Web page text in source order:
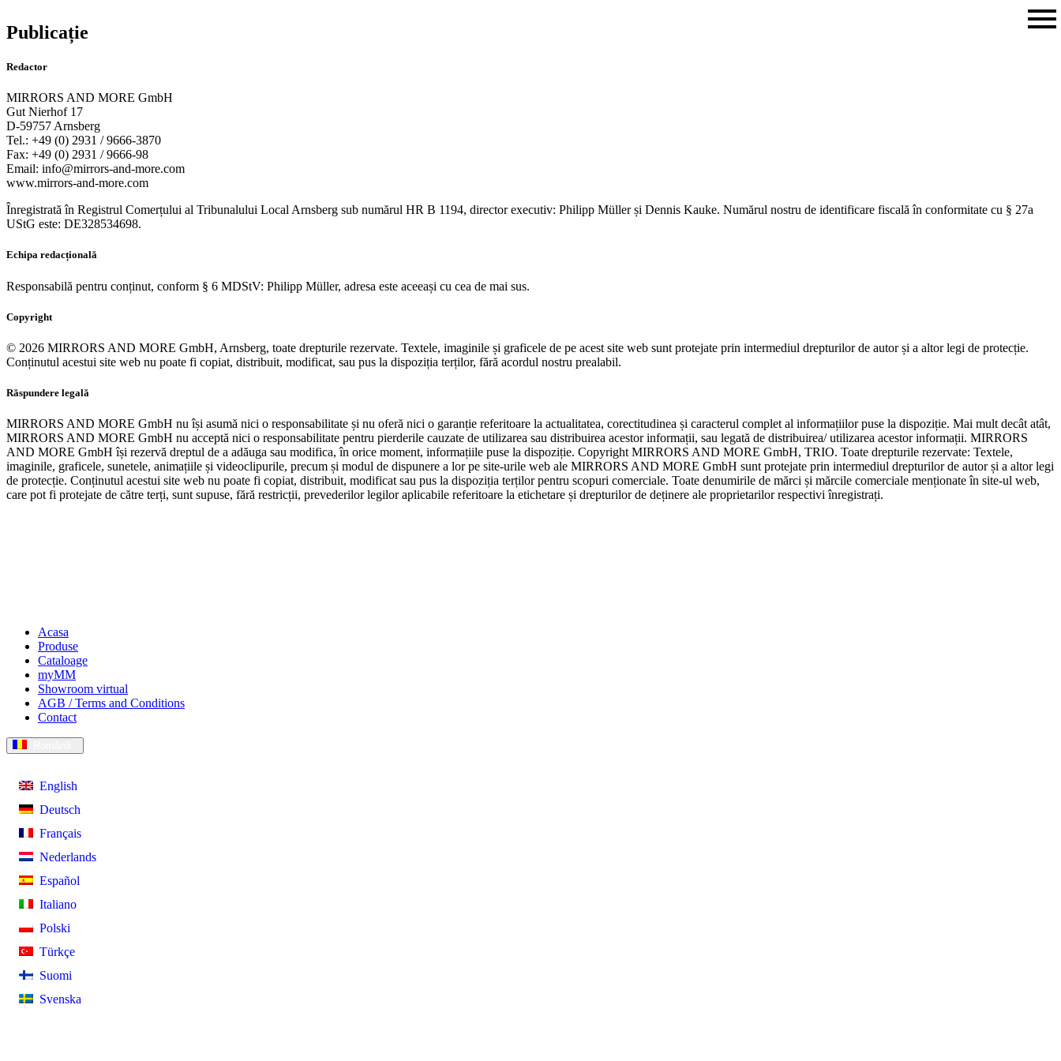
Publicație
Redactor
MIRRORS AND MORE GmbH
Gut Nierhof 17
D-59757 Arnsberg
Tel.: +49 (0) 2931 / 9666-3870
Fax: +49 (0) 2931 / 9666-98
Email: info@mirrors-and-more.com
www.mirrors-and-more.com
Înregistrată în Registrul Comerțului al Tribunalului Local Arnsberg sub numărul HR B 1194, director executiv: Philipp Müller și Dennis Kauke. Numărul nostru de identificare fiscală în conformitate cu § 27a
UStG este: DE328534698.
Echipa redacțională
Responsabilă pentru conținut, conform § 6 MDStV: Philipp Müller, adresa este aceeași cu cea de mai sus.
Copyright
© 2026 MIRRORS AND MORE GmbH, Arnsberg, toate drepturile rezervate. Textele, imaginile și graficele de pe acest site web sunt protejate prin intermediul drepturilor de autor și a altor legi de protecție.
Conținutul acestui site web nu poate fi copiat, distribuit, modificat, sau pus la dispoziția terților, fără acordul nostru prealabil.
Răspundere legală
MIRRORS AND MORE GmbH nu își asumă nici o responsabilitate și nu oferă nici o garanție referitoare la actualitatea, corectitudinea și caracterul complet al informațiilor puse la dispoziție. Mai mult decât atât,
MIRRORS AND MORE GmbH nu acceptă nici o responsabilitate pentru pierderile cauzate de utilizarea sau distribuirea acestor informații, sau legată de distribuirea/ utilizarea acestor informații. MIRRORS
AND MORE GmbH își rezervă dreptul de a adăuga sau modifica, în orice moment, informațiile puse la dispoziție. Copyright MIRRORS AND MORE GmbH, TRIO. Toate drepturile rezervate: Textele,
imaginile, graficele, sunetele, animațiile și videoclipurile, precum și modul de dispunere a lor pe site-urile web ale MIRRORS AND MORE GmbH sunt protejate prin intermediul drepturilor de autor și a altor legi
de protecție. Conținutul acestui site web nu poate fi copiat, distribuit, modificat sau pus la dispoziția terților pentru scopuri comerciale. Toate denumirile de mărci și mărcile comerciale menționate în site-ul web,
care pot fi protejate de către terți, sunt supuse, fără restricții, prevederilor legilor aplicabile referitoare la etichetare și drepturilor de deținere ale proprietarilor respectivi înregistrați.
Acasa
Produse
Cataloage
myMM
Showroom virtual
AGB / Terms and Conditions
Contact
English
Deutsch
Français
Nederlands
Español
Italiano
Polski
Türkçe
Suomi
Svenska